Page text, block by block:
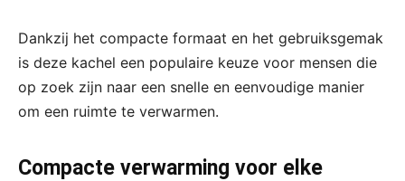
Dankzij het compacte formaat en het gebruiksgemak
is deze kachel een populaire keuze voor mensen die
op zoek zijn naar een snelle en eenvoudige manier
om een ruimte te verwarmen.
Compacte verwarming voor elke